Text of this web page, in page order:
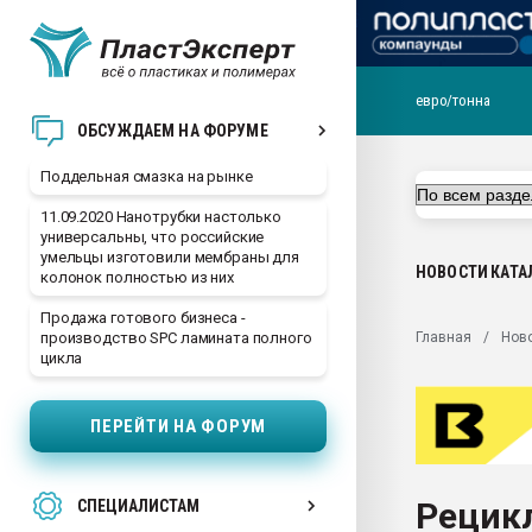
ОБСУЖДАЕМ НА ФОРУМЕ
Поддельная смазка на рынке
11.09.2020 Нанотрубки настолько
универсальны, что российские
умельцы изготовили мембраны для
колонок полностью из них
Продажа готового бизнеса -
производство SPC ламината полного
цикла
ПЕРЕЙТИ НА ФОРУМ
СПЕЦИАЛИСТАМ
ближайшее
Подмосковье, Москва
первый план в
28.07.2026
Всё, что касается
Материал поверхности
Продам отходы
евро/тонна
НОВОСТИ
Главная